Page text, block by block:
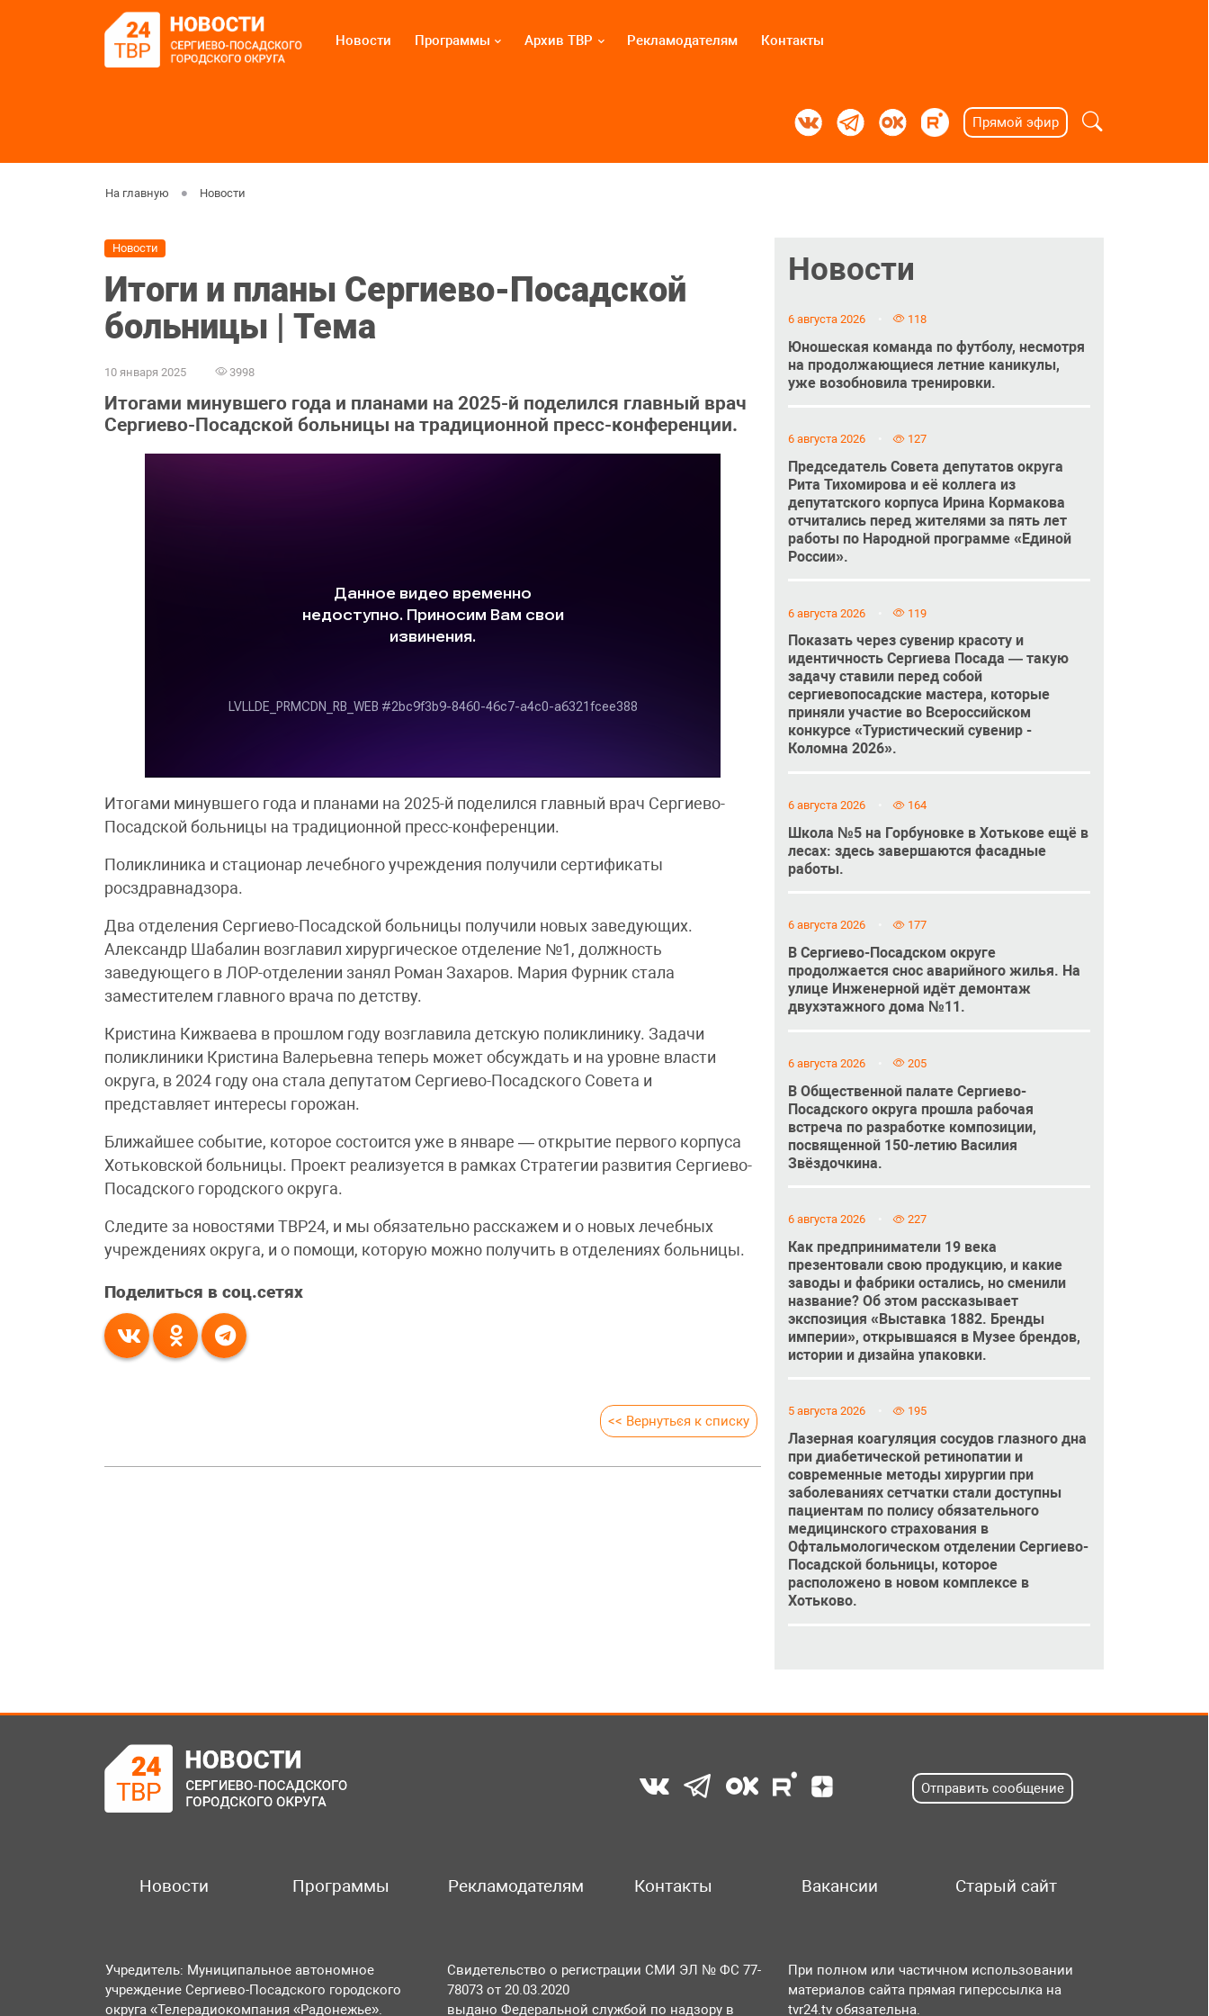
Новости Программы Архив ТВР Рекламодателям Контакты
Прямой эфир
На главную Новости
Новости
Итоги и планы Сергиево-Посадской
больницы | Тема
10 января 2025 3998
Итогами минувшего года и планами на 2025-й поделился главный врач
Сергиево-Посадской больницы на традиционной пресс-конференции.
Итогами минувшего года и планами на 2025-й поделился главный врач Сергиево-
Посадской больницы на традиционной пресс-конференции.
Поликлиника и стационар лечебного учреждения получили сертификаты
росздравнадзора.
Два отделения Сергиево-Посадской больницы получили новых заведующих.
Александр Шабалин возглавил хирургическое отделение №1, должность
заведующего в ЛОР-отделении занял Роман Захаров. Мария Фурник стала
заместителем главного врача по детству.
Кристина Кижваева в прошлом году возглавила детскую поликлинику. Задачи
поликлиники Кристина Валерьевна теперь может обсуждать и на уровне власти
округа, в 2024 году она стала депутатом Сергиево-Посадского Совета и
представляет интересы горожан.
Ближайшее событие, которое состоится уже в январе — открытие первого корпуса
Хотьковской больницы. Проект реализуется в рамках Стратегии развития Сергиево-
Посадского городского округа.
Следите за новостями ТВР24, и мы обязательно расскажем и о новых лечебных
учреждениях округа, и о помощи, которую можно получить в отделениях больницы.
Поделиться в соц.сетях
<< Вернуться к списку
Новости
6 августа 2026 118
Юношеская команда по футболу, несмотря
на продолжающиеся летние каникулы,
уже возобновила тренировки.
6 августа 2026 127
Председатель Совета депутатов округа
Рита Тихомирова и её коллега из
депутатского корпуса Ирина Кормакова
отчитались перед жителями за пять лет
работы по Народной программе «Единой
России».
6 августа 2026 119
Показать через сувенир красоту и
идентичность Сергиева Посада — такую
задачу ставили перед собой
сергиевопосадские мастера, которые
приняли участие во Всероссийском
конкурсе «Туристический сувенир -
Коломна 2026».
6 августа 2026 164
Школа №5 на Горбуновке в Хотькове ещё в
лесах: здесь завершаются фасадные
работы.
6 августа 2026 177
В Сергиево-Посадском округе
продолжается снос аварийного жилья. На
улице Инженерной идёт демонтаж
двухэтажного дома №11.
6 августа 2026 205
В Общественной палате Сергиево-
Посадского округа прошла рабочая
встреча по разработке композиции,
посвященной 150-летию Василия
Звёздочкина.
6 августа 2026 227
Как предприниматели 19 века
презентовали свою продукцию, и какие
заводы и фабрики остались, но сменили
название? Об этом рассказывает
экспозиция «Выставка 1882. Бренды
империи», открывшаяся в Музее брендов,
истории и дизайна упаковки.
5 августа 2026 195
Лазерная коагуляция сосудов глазного дна
при диабетической ретинопатии и
современные методы хирургии при
заболеваниях сетчатки стали доступны
пациентам по полису обязательного
медицинского страхования в
Офтальмологическом отделении Сергиево-
Посадской больницы, которое
расположено в новом комплексе в
Хотьково.
Отправить сообщение
Новости Программы Рекламодателям Контакты Вакансии Старый сайт
Учредитель: Муниципальное автономное
учреждение Сергиево-Посадского городского
округа «Телерадиокомпания «Радонежье».
Свидетельство о регистрации СМИ ЭЛ № ФС 77-
78073 от 20.03.2020
выдано Федеральной службой по надзору в
При полном или частичном использовании
материалов сайта прямая гиперссылка на
tvr24.tv обязательна.